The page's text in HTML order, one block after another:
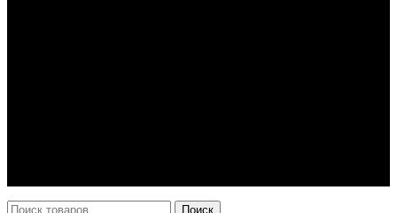
Поиск